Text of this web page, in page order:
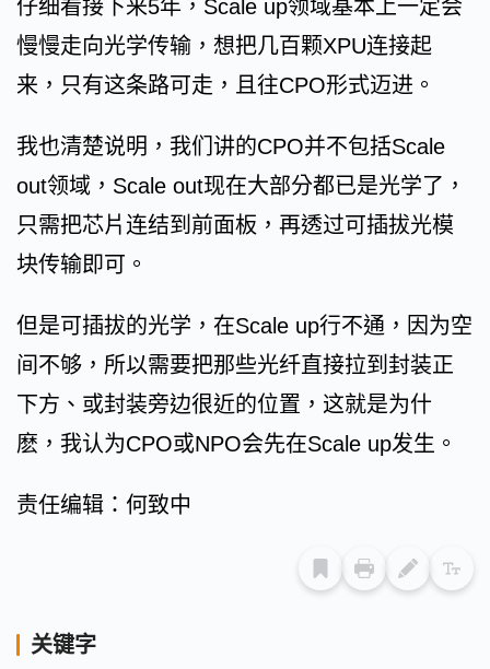
仔细看接下来5年，Scale up领域基本上一定会
慢慢走向光学传输，想把几百颗XPU连接起
来，只有这条路可走，且往CPO形式迈进。
我也清楚说明，我们讲的CPO并不包括Scale
out领域，Scale out现在大部分都已是光学了，
只需把芯片连结到前面板，再透过可插拔光模
块传输即可。
但是可插拔的光学，在Scale up行不通，因为空
间不够，所以需要把那些光纤直接拉到封装正
下方、或封装旁边很近的位置，这就是为什
麽，我认为CPO或NPO会先在Scale up发生。
责任编辑：何致中
关键字